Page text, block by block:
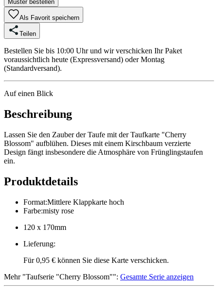
Muster bestellen
Als Favorit speichern
Teilen
Bestellen Sie bis 10:00 Uhr und wir verschicken Ihr Paket
voraussichtlich heute (Expressversand) oder Montag
(Standardversand).
Auf einen Blick
Beschreibung
Lassen Sie den Zauber der Taufe mit der Taufkarte "Cherry
Blossom" aufblühen. Dieses mit einem Kirschbaum verzierte
Design fängt insbesondere die Atmosphäre von Frünglingstaufen
ein.
Produktdetails
Format:Mittlere Klappkarte hoch
Farbe:misty rose
120 x 170mm
Lieferung:
Für 0,95 € können Sie diese Karte verschicken.
Mehr"Taufserie "Cherry Blossom"": Gesamte Serie anzeigen